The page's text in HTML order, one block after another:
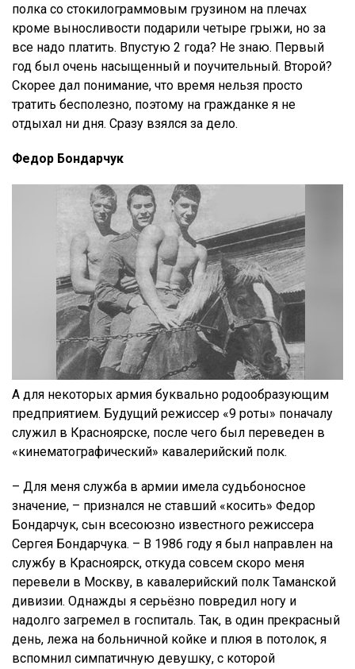
полка со стокилограммовым грузином на плечах
кроме выносливости подарили четыре грыжи, но за
все надо платить. Впустую 2 года? Не знаю. Первый
год был очень насыщенный и поучительный. Второй?
Скорее дал понимание, что время нельзя просто
тратить бесполезно, поэтому на гражданке я не
отдыхал ни дня. Сразу взялся за дело.
Федор Бондарчук
А для некоторых армия буквально родообразующим
предприятием. Будущий режиссер «9 роты» поначалу
служил в Красноярске, после чего был переведен в
«кинематографический» кавалерийский полк.
– Для меня служба в армии имела судьбоносное
значение, – признался не ставший «косить» Федор
Бондарчук, сын всесоюзно известного режиссера
Сергея Бондарчука. – В 1986 году я был направлен на
службу в Красноярск, откуда совсем скоро меня
перевели в Москву, в кавалерийский полк Таманской
дивизии. Однажды я серьёзно повредил ногу и
надолго загремел в госпиталь. Так, в один прекрасный
день, лежа на больничной койке и плюя в потолок, я
вспомнил симпатичную девушку, с которой